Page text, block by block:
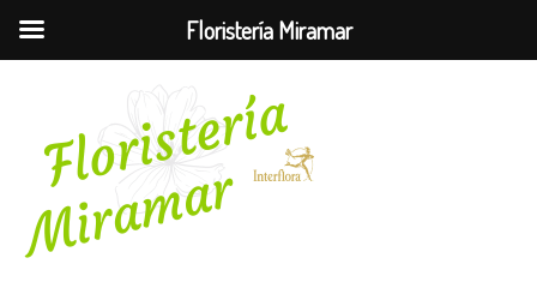
contenido
Floristería Miramar